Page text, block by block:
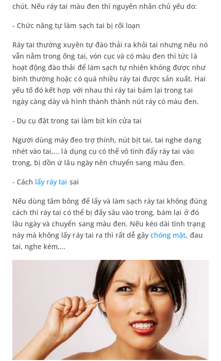
chút. Nếu ráy tai màu đen thì nguyên nhân chủ yếu do:
- Chức năng tự làm sạch tai bị rối loạn
Ráy tai thường xuyên tự đào thải ra khỏi tai nhưng nếu nó
vẫn nằm trong ống tai, vón cục và có màu đen thì tức là
hoạt động đào thải để làm sạch tự nhiên không được như
bình thường hoặc có quá nhiều ráy tai được sản xuất. Hai
yếu tố đó kết hợp với nhau thì ráy tai bám lại trong tai
ngày càng dày và hình thành thành nút ráy có màu đen.
- Dụ cụ đặt trong tai làm bịt kín cửa tai
Người dùng máy đeo trợ thính, nút bịt tai, tai nghe dạng
nhét vào tai,... là dụng cụ có thể vô tình đẩy ráy tai vào
trong, bị dồn ứ lâu ngày nên chuyển sang màu đen.
- Cách lấy ráy tai sai
Nếu dùng tăm bông để lấy và làm sạch ráy tai không đúng
cách thì ráy tai có thể bị đẩy sâu vào trong, bám lại ở đó
lâu ngày và chuyển sang màu đen. Nếu kéo dài tình trạng
này mà không lấy ráy tai ra thì rất dễ gâychóng mặt, đau
tai, nghe kém,...